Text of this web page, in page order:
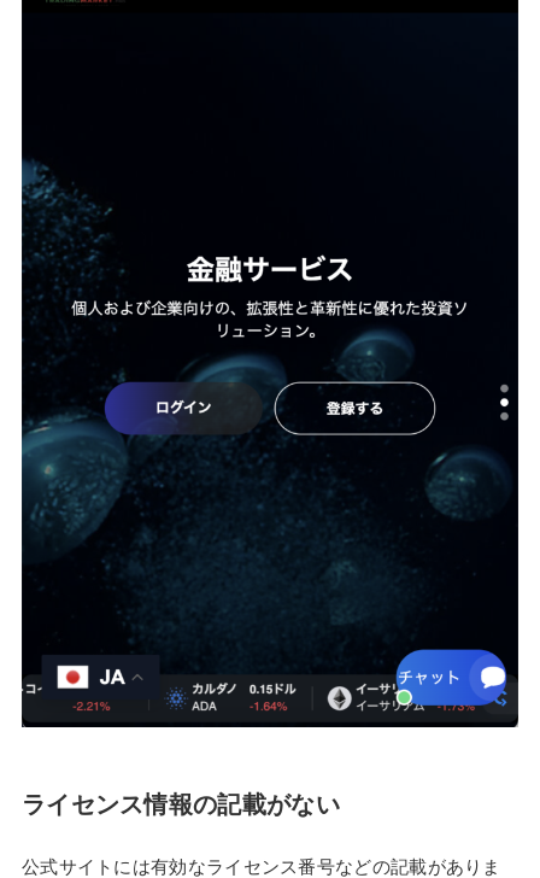
ライセンス情報の記載がない
公式サイトには有効なライセンス番号などの記載がありま